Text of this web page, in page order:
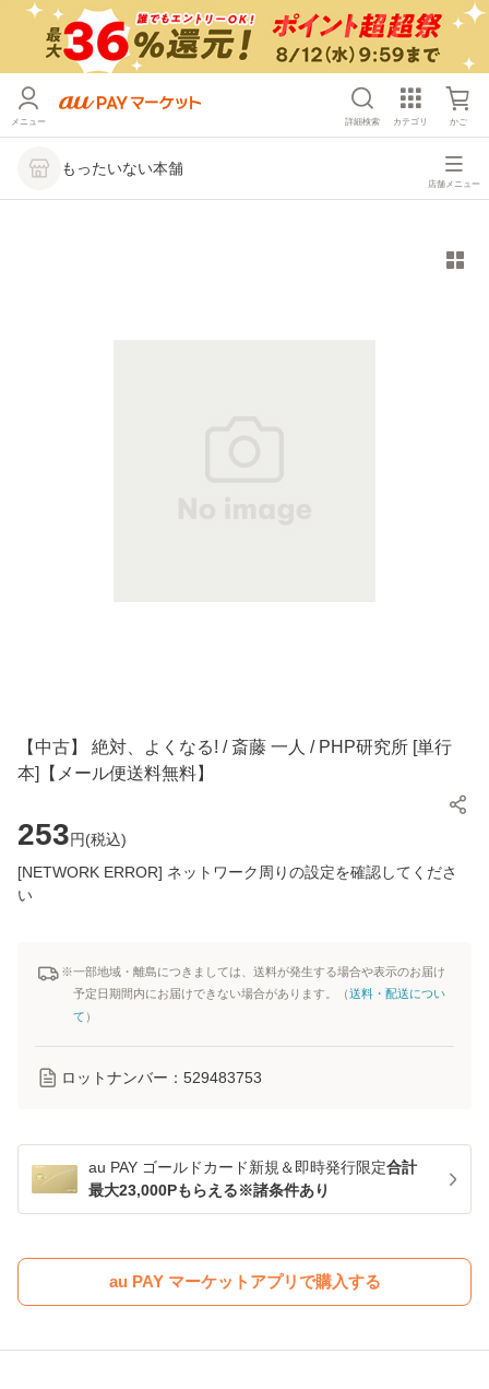
メニュー 詳細検索 カテゴリ かご
もったいない本舗
店舗メニュー
【中古】 絶対、よくなる! / 斎藤 一人 / PHP研究所 [単行
本]【メール便送料無料】
253円(税込)
[NETWORK ERROR] ネットワーク周りの設定を確認してくださ
い
※一部地域・離島につきましては、送料が発生する場合や表示のお届け
予定日期間内にお届けできない場合があります。（送料・配送につい
て ）
ロットナンバー： 529483753
au PAY ゴールドカード新規＆即時発行限定合計
最大23,000Pもらえる※諸条件あり
au PAY マーケットアプリで購入する